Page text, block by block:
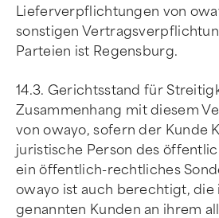
Lieferverpflichtungen von
sonstigen
Parteien ist Regensburg.
14.3. Gerichtsstand für
Zusammenhang mit diesem
von owayo, sofern der Kunde
juristische Person des
ein öffentlich-rechtliches
owayo ist auch berechtigt, die
genannten Kunden an ihrem